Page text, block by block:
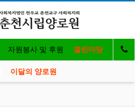
자원봉사 및 후원 열린마당
이달의 양로원